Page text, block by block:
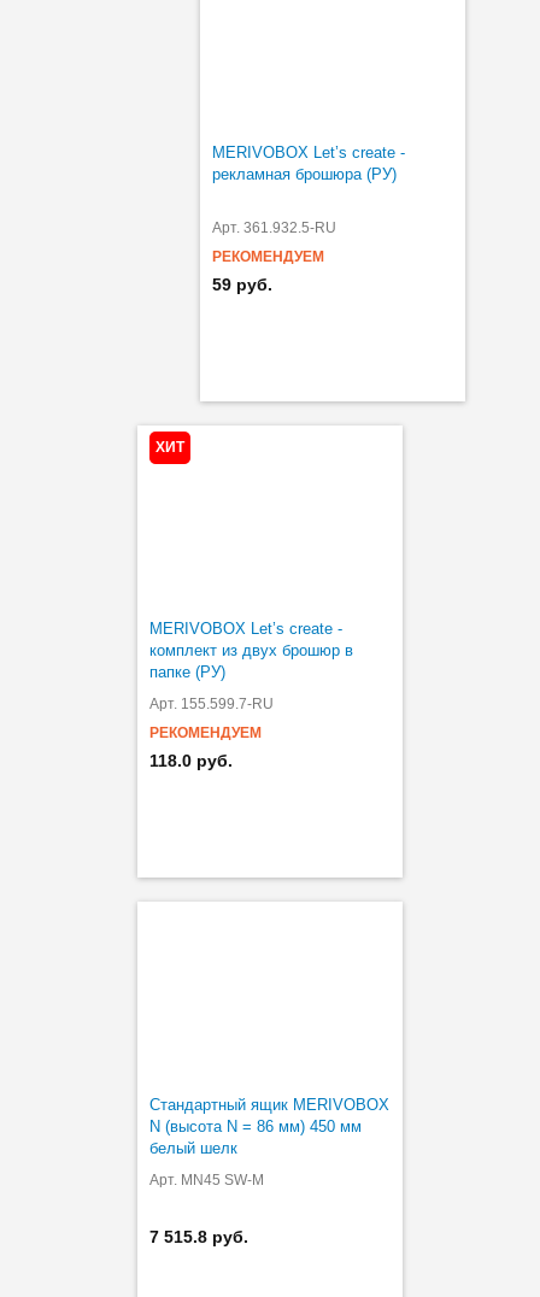
MERIVOBOX Let’s create -
рекламная брошюра (РУ)
Арт. 361.932.5-RU
РЕКОМЕНДУЕМ
59 руб.
ХИТ
MERIVOBOX Let’s create -
комплект из двух брошюр в
папке (РУ)
Арт. 155.599.7-RU
РЕКОМЕНДУЕМ
118.0 руб.
Стандартный ящик MERIVOBOX
N (высота N = 86 мм) 450 мм
белый шелк
Арт. MN45 SW-M
7 515.8 руб.